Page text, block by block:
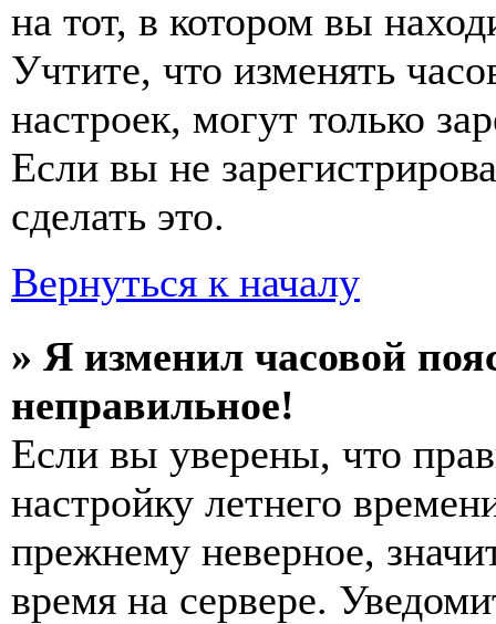
на тот, в котором вы
Учтите, что изменять
настроек, могут только
Если вы не
сделать это.
Вернуться к началу
» Я изменил часовой
неправильное!
Если вы уверены, что
настройку летнего
прежнему неверное,
время на сервере.